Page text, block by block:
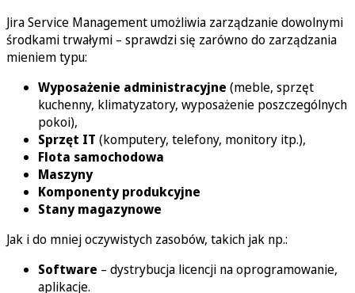
Jira Service Management umożliwia zarządzanie dowolnymi
środkami trwałymi – sprawdzi się zarówno do zarządzania
mieniem typu:
Wyposażenie administracyjne (meble, sprzęt
kuchenny, klimatyzatory, wyposażenie poszczególnych
pokoi),
Sprzęt IT (komputery, telefony, monitory itp.),
Flota samochodowa
Maszyny
Komponenty produkcyjne
Stany magazynowe
Jak i do mniej oczywistych zasobów, takich jak np.:
Software – dystrybucja licencji na oprogramowanie,
aplikacje.